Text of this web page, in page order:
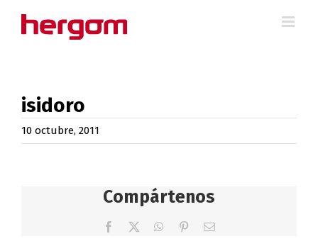
isidoro
10 octubre, 2011
Compártenos
Facebook WhatsApp
PinterestCorreo